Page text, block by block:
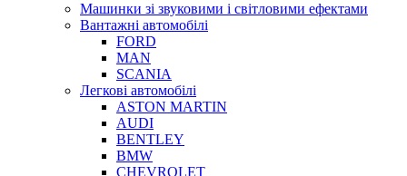
Машинки зі звуковими і світловими ефектами
Вантажні автомобілі
FORD
MAN
SCANIA
Легкові автомобілі
ASTON MARTIN
AUDI
BENTLEY
BMW
CHEVROLET